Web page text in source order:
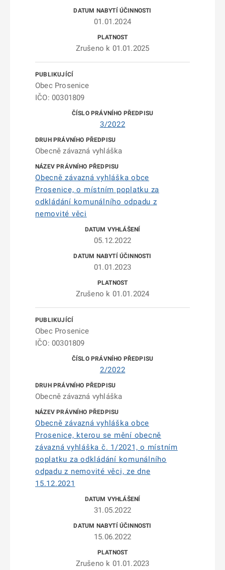
01.01.2024
Zrušeno k 01.01.2025
Obec Prosenice
IČO: 00301809
3/2022
Obecně závazná vyhláška
Obecně závazná vyhláška obce
Prosenice, o místním poplatku za
odkládání komunálního odpadu z
nemovité věci
05.12.2022
01.01.2023
Zrušeno k 01.01.2024
Obec Prosenice
IČO: 00301809
2/2022
Obecně závazná vyhláška
Obecně závazná vyhláška obce
Prosenice, kterou se mění obecně
závazná vyhláška č. 1/2021, o místním
poplatku za odkládání komunálního
odpadu z nemovité věci, ze dne
15.12.2021
31.05.2022
15.06.2022
Zrušeno k 01.01.2023